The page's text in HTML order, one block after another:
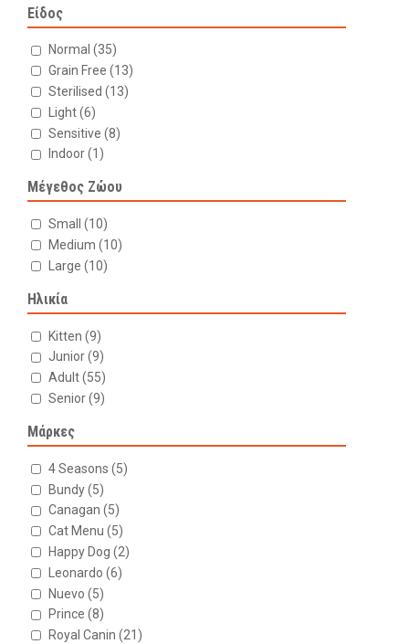
Είδος
Normal (35)
Grain Free (13)
Sterilised (13)
Light(6)
Sensitive (8)
Indoor(1)
Μέγεθος Ζώου
Small
(10)
Medium (10)
Large (10)
Ηλικία
Kitten (9)
Junior(9)
Adult(55)
Senior(9)
Μάρκες
4 Seasons (5)
Bundy(5)
Canagan (5)
Cat Menu (5)
Happy Dog (2)
Leonardo (6)
Nuevo (5)
Prince (8)
Royal Canin (21)